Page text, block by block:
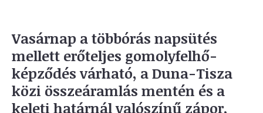
Vasárnap a többórás napsütés
mellett erőteljes gomolyfelhő-
képződés várható, a Duna-Tisza
közi összeáramlás mentén és a
keleti határnál valószínű zápor,